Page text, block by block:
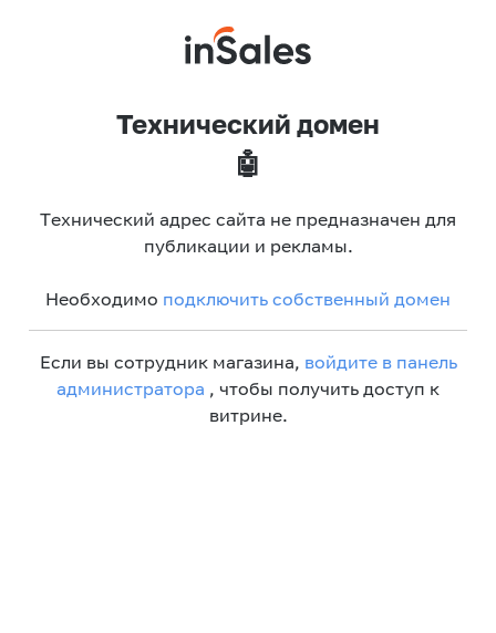
Технический домен
🤖
Технический адрес сайта не предназначен для
публикации и рекламы.
Необходимо подключить собственный домен
Если вы сотрудник магазина, войдите в панель
администратора , чтобы получить доступ к
витрине.